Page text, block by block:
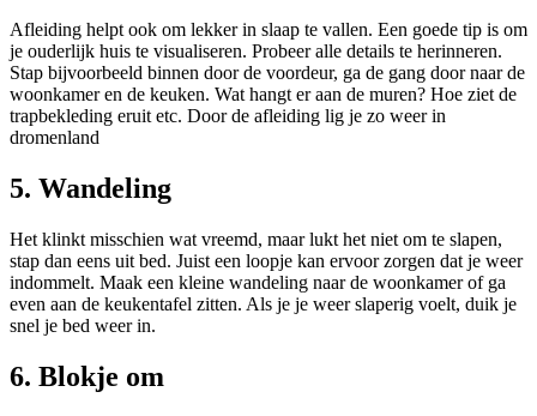
Afleiding helpt ook om lekker in slaap te vallen. Een goede tip is om
je ouderlijk huis te visualiseren. Probeer alle details te herinneren.
Stap bijvoorbeeld binnen door de voordeur, ga de gang door naar de
woonkamer en de keuken. Wat hangt er aan de muren? Hoe ziet de
trapbekleding eruit etc. Door de afleiding lig je zo weer in
dromenland
5. Wandeling
Het klinkt misschien wat vreemd, maar lukt het niet om te slapen,
stap dan eens uit bed. Juist een loopje kan ervoor zorgen dat je weer
indommelt. Maak een kleine wandeling naar de woonkamer of ga
even aan de keukentafel zitten. Als je je weer slaperig voelt, duik je
snel je bed weer in.
6. Blokje om